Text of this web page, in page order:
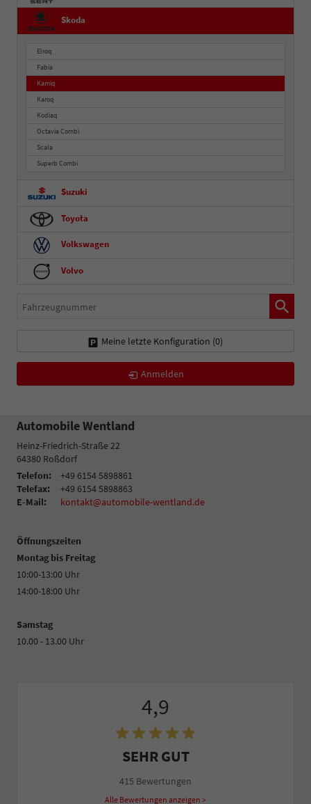
Skoda
Elroq
Fabia
Kamiq
Karoq
Kodiaq
Octavia Combi
Scala
Superb Combi
Suzuki
Toyota
Volkswagen
Volvo
Fahrzeugnummer
Meine letzte Konfiguration (0)
Anmelden
Automobile Wentland
Heinz-Friedrich-Straße 22
64380 Roßdorf
Telefon:
+49 6154 5898861
Telefax:
+49 6154 5898863
E-Mail:
kontakt@automobile-wentland.de
Öffnungszeiten
Montag bis Freitag
10:00-13:00 Uhr
14:00-18:00 Uhr
Samstag
10.00 - 13.00 Uhr
4,9
SEHR GUT
415 Bewertungen
Alle Bewertungen anzeigen >